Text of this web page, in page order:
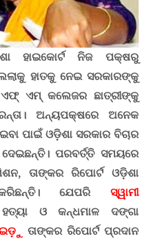
ହାଇକୋର୍ଟ ନିଜ ପକ୍ଷରୁ
ହାତକୁ ନେଇ ସରକାରଙ୍କୁ
ଏଫ୍ ଏମ୍ କଲେଜର ଛାତ୍ରୀଙ୍କୁ
ଅନ୍ୟପକ୍ଷରେ ଅନେକ
ପାଇଁ ଓଡ଼ିଶା ସରକାର ବିଚାର
ପରବର୍ତ୍ତି ସମୟରେ
,ତାଙ୍କର ରିପୋର୍ଟ ଓଡ଼ିଶା
ଯେପରି ସ୍ୱାମୀ
ଓ କନ୍ଧମାଳ ଦଙ୍ଗା
ତାଙ୍କର ରିପୋର୍ଟ ପ୍ରଦାନ